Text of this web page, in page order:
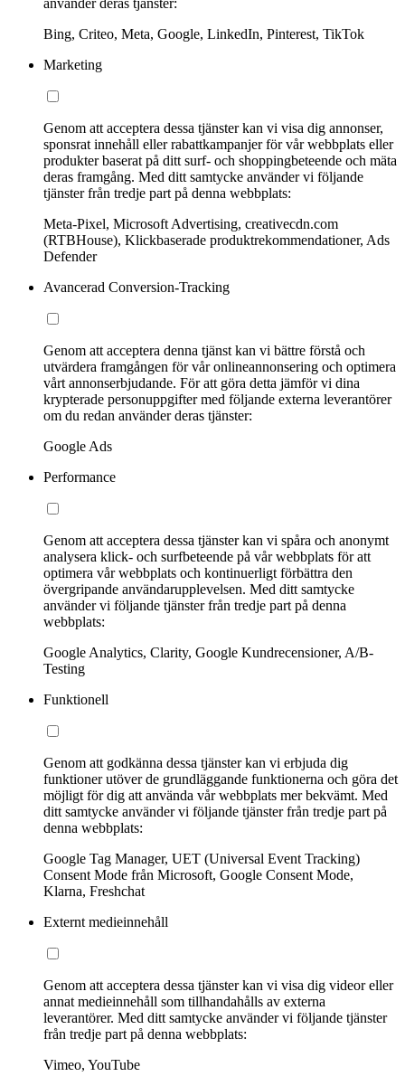
Bing, Criteo, Meta, Google, LinkedIn, Pinterest, TikTok
Marketing
Genom att acceptera dessa tjänster kan vi visa dig annonser,
sponsrat innehåll eller rabattkampanjer för vår webbplats eller
produkter baserat på ditt surf- och shoppingbeteende och mäta
deras framgång. Med ditt samtycke använder vi följande
tjänster från tredje part på denna webbplats:
Meta-Pixel, Microsoft Advertising, creativecdn.com
(RTBHouse), Klickbaserade produktrekommendationer, Ads
Defender
Avancerad Conversion-Tracking
Genom att acceptera denna tjänst kan vi bättre förstå och
utvärdera framgången för vår onlineannonsering och optimera
vårt annonserbjudande. För att göra detta jämför vi dina
krypterade personuppgifter med följande externa leverantörer
om du redan använder deras tjänster:
Google Ads
Performance
Genom att acceptera dessa tjänster kan vi spåra och anonymt
analysera klick- och surfbeteende på vår webbplats för att
optimera vår webbplats och kontinuerligt förbättra den
övergripande användarupplevelsen. Med ditt samtycke
använder vi följande tjänster från tredje part på denna
webbplats:
Google Analytics, Clarity, Google Kundrecensioner, A/B-
Testing
Funktionell
Genom att godkänna dessa tjänster kan vi erbjuda dig
funktioner utöver de grundläggande funktionerna och göra det
möjligt för dig att använda vår webbplats mer bekvämt. Med
ditt samtycke använder vi följande tjänster från tredje part på
denna webbplats:
Google Tag Manager, UET (Universal Event Tracking)
Consent Mode från Microsoft, Google Consent Mode,
Klarna, Freshchat
Externt medieinnehåll
Genom att acceptera dessa tjänster kan vi visa dig videor eller
annat medieinnehåll som tillhandahålls av externa
leverantörer. Med ditt samtycke använder vi följande tjänster
från tredje part på denna webbplats:
Vimeo, YouTube